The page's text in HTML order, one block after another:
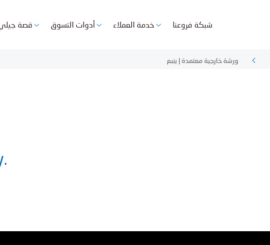
قصة أدوات التسوق خدمة العملاء شبكة فروعنا
ورشة خارجية معتمدة | ينبع